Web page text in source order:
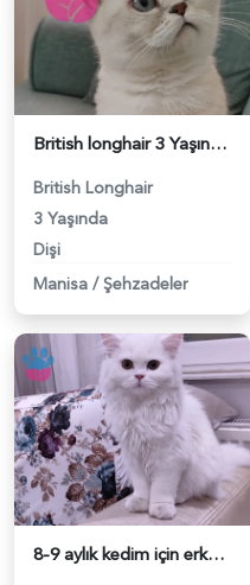
British longhair 3 Yaşında Eş Arıyor - 118984696
British Longhair
3 Yaşında
Dişi
Manisa / Şehzadeler
8-9 aylık kedim için erkek aynı cins kedi arıyoruz - 118984615